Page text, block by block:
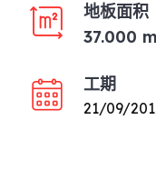
地板面积
37.000
工期
21/09/